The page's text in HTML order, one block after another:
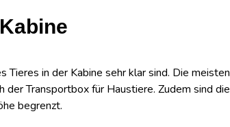
Tieres in der Kabine sehr klar sind. Die meisten
Transportbox für Haustiere. Zudem sind die
begrenzt.